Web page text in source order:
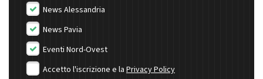
News Alessandria
News Pavia
Eventi Nord-Ovest
Accetto l'iscrizione e la Privacy Policy